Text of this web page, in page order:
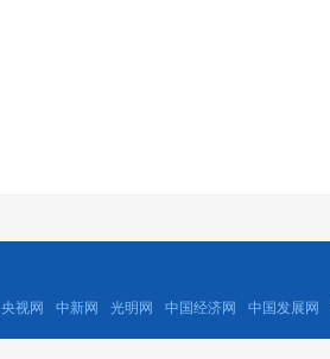
央视网 中新网 光明网 中国经济网 中国发展网